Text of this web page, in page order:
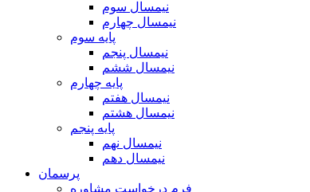
نیمسال سوم
نیمسال چهارم
پایه سوم
نیمسال پنجم
نیمسال ششم
پایه چهارم
نیمسال هفتم
نیمسال هشتم
پایه پنجم
نیمسال نهم
نیمسال دهم
پرسمان
فرم درخواست مشاوره